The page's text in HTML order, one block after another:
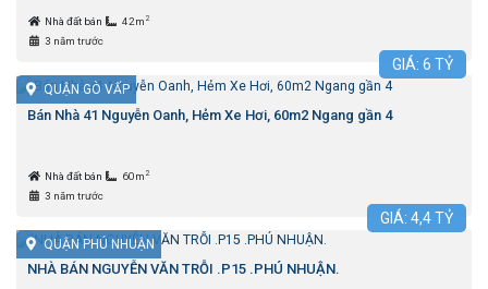
Nhà đất bán 42m 2
3 năm trước
QUẬN GÒ VẤP
GIÁ: 6 TỶ
Bán Nhà 41 Nguyễn Oanh, Hẻm Xe Hơi, 60m2 Ngang gần 4
Nhà đất bán 60m 2
3 năm trước
QUẬN PHÚ NHUẬN
GIÁ: 4,4TỶ
NHÀ BÁN NGUYỄN VĂN TRỖI .P15 .PHÚ NHUẬN.